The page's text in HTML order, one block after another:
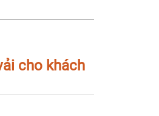
cho khách